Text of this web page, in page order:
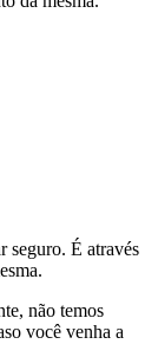
seguro. É através
não temos
você venha a